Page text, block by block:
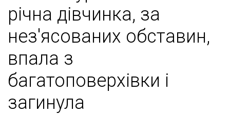
річна дівчинка, за
нез'ясованих обставин,
впала з
багатоповерхівки і
загинула